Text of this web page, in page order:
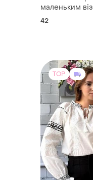
1099 грн
1150 грн
Вишиванка з